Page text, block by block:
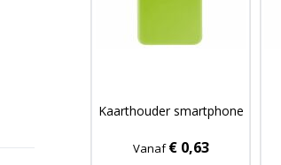
Kaarthouder smartphone
Vanaf€ 0,63